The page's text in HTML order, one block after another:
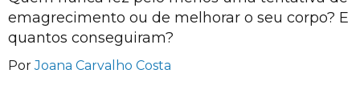
emagrecimento ou de melhorar o seu corpo? E
quantos conseguiram?
PorJoana Carvalho Costa